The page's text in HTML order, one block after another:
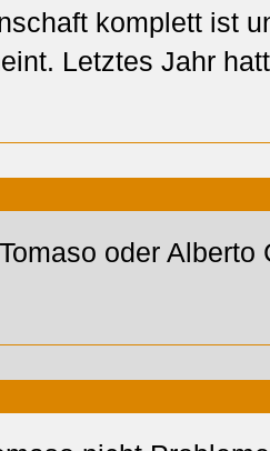
komplett ist
Letztes Jahr
oder